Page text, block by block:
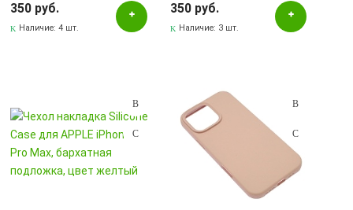
Белый
Бледно-голубой
350 руб.
Наличие:4 шт.
350 руб.
Наличие: 3 шт.